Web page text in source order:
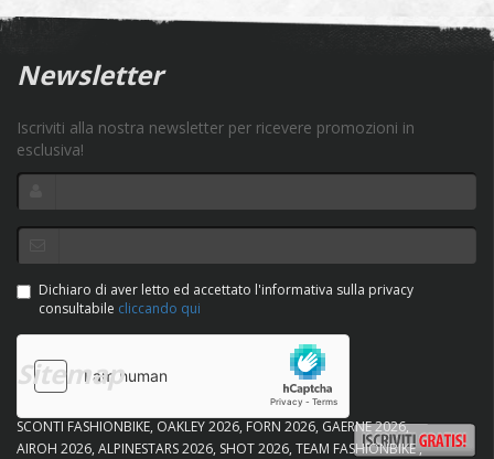
Newsletter
Iscriviti alla nostra newsletter per ricevere promozioni in
esclusiva!
Dichiaro di aver letto ed accettato l'informativa sulla privacy
consultabile cliccando qui
Sitemap
SCONTI FASHIONBIKE OAKLEY 2026 FORN 2026 GAERNE 2026
AIROH 2026 ALPINESTARS 2026 SHOT 2026 TEAM FASHIONBIKE